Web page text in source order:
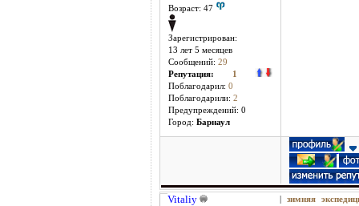
Возраст: 47
Зарегистрирован:
13 лет 5 месяцев
Сообщений: 29
Репутация:
1
Поблагодарил: 0
Поблагодарили: 2
Предупреждений: 0
Город: Барнаул
Vitaliy
зимняя